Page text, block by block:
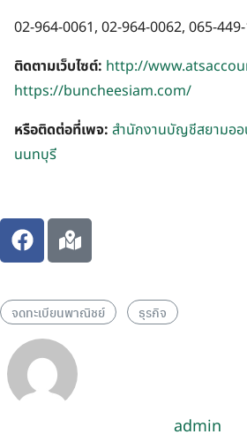
02-964-0061, 02-964-0062, 065-
ติดตามเว็บไซต์: http://
https://buncheesiam.com/
หรือติดต่อที่เพจ: สำนักงานบัญชีสยามอ
นนทบุรี
จดทะเบียนพาณิชย์ ธุรกิจ
admin